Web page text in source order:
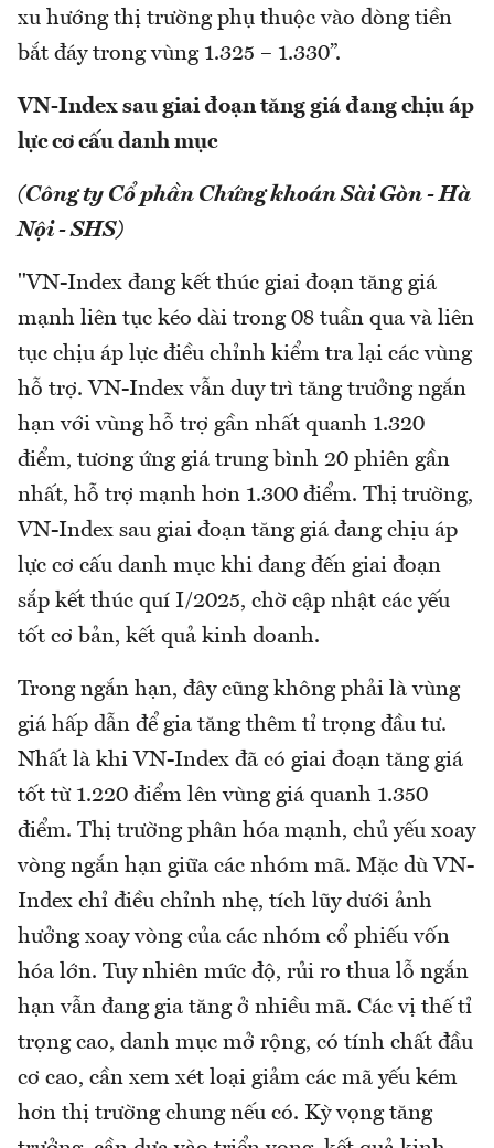
xu hướng thị trường phụ thuộc vào dòng tiền
bắt đáy trong vùng 1.325 – 1.330”.
VN-Index sau giai đoạn tăng giá đang chịu áp
lực cơ cấu danh mục
(Công ty Cổ phần Chứng khoán Sài Gòn - Hà
Nội - SHS)
"VN-Index đang kết thúc giai đoạn tăng giá
mạnh liên tục kéo dài trong 08 tuần qua và liên
tục chịu áp lực điều chỉnh kiểm tra lại các vùng
hỗ trợ. VN-Index vẫn duy trì tăng trưởng ngắn
hạn với vùng hỗ trợ gần nhất quanh 1.320
điểm, tương ứng giá trung bình 20 phiên gần
nhất, hỗ trợ mạnh hơn 1.300 điểm. Thị trường,
VN-Index sau giai đoạn tăng giá đang chịu áp
lực cơ cấu danh mục khi đang đến giai đoạn
sắp kết thúc quí I/2025, chờ cập nhật các yếu
tốt cơ bản, kết quả kinh doanh.
Trong ngắn hạn, đây cũng không phải là vùng
giá hấp dẫn để gia tăng thêm tỉ trọng đầu tư.
Nhất là khi VN-Index đã có giai đoạn tăng giá
tốt từ 1.220 điểm lên vùng giá quanh 1.350
điểm. Thị trường phân hóa mạnh, chủ yếu xoay
vòng ngắn hạn giữa các nhóm mã. Mặc dù VN-
Index chỉ điều chỉnh nhẹ, tích lũy dưới ảnh
hưởng xoay vòng của các nhóm cổ phiếu vốn
hóa lớn. Tuy nhiên mức độ, rủi ro thua lỗ ngắn
hạn vẫn đang gia tăng ở nhiều mã. Các vị thế tỉ
trọng cao, danh mục mở rộng, có tính chất đầu
cơ cao, cần xem xét loại giảm các mã yếu kém
hơn thị trường chung nếu có. Kỳ vọng tăng